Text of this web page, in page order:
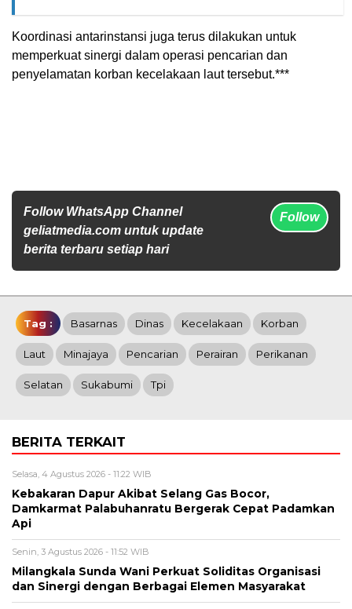
Koordinasi antarinstansi juga terus dilakukan untuk
memperkuat sinergi dalam operasi pencarian dan
penyelamatan korban kecelakaan laut tersebut.***
Follow WhatsApp Channel
geliatmedia.com untuk update
berita terbaru setiap hari
Follow
Tag : Basarnas Dinas Kecelakaan Korban
Laut Minajaya Pencarian Perairan Perikanan
Selatan Sukabumi Tpi
BERITA TERKAIT
Selasa, 4 Agustus 2026 - 11:22 WIB
Kebakaran Dapur Akibat Selang Gas Bocor,
Damkarmat Palabuhanratu Bergerak Cepat Padamkan
Api
Senin, 3 Agustus 2026 - 11:52 WIB
Milangkala Sunda Wani Perkuat Soliditas Organisasi
dan Sinergi dengan Berbagai Elemen Masyarakat